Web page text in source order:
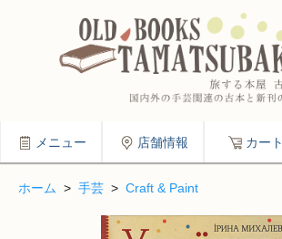
メニュー 店舗情報 カート
ホーム > 手芸 > Craft & Paint